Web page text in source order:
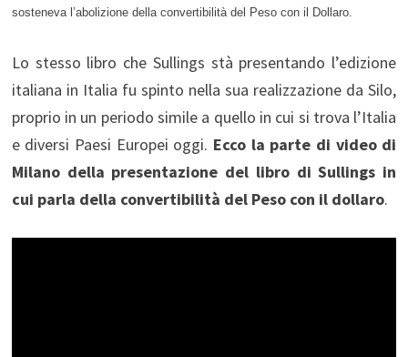
sosteneva l’abolizione della convertibilità del Peso con il Dollaro.
Lo stesso libro che Sullings stà presentando l’edizione
italiana in Italia fu spinto nella sua realizzazione da Silo,
proprio in un periodo simile a quello in cui si trova l’Italia
e diversi Paesi Europei oggi. Ecco la parte di video di
Milano della presentazione del libro di Sullings in
cui parla della convertibilità del Peso con il dollaro.